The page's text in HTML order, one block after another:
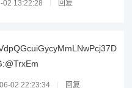
02 13:22:28 回复
02 22:23:34 回复